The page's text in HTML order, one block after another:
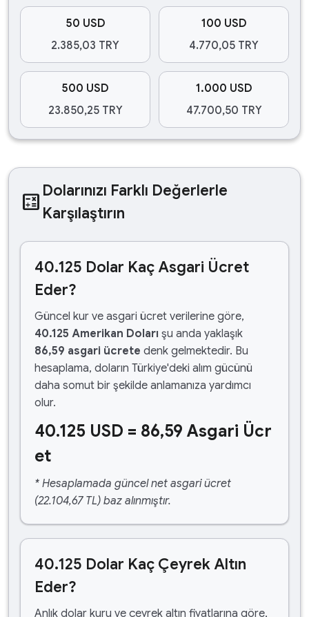
50 USD
2.385,03 TRY
100 USD
4.770,05 TRY
500 USD
23.850,25 TRY
1.000 USD
47.700,50 TRY
calculate Dolarınızı Farklı Değerlerle
Karşılaştırın
40.125 Dolar Kaç Asgari Ücret
Eder?
Güncel kur ve asgari ücret verilerine göre,
40.125 Amerikan Doları şu anda yaklaşık
86,59 asgari ücrete denk gelmektedir. Bu
hesaplama, doların Türkiye'deki alım gücünü
daha somut bir şekilde anlamanıza yardımcı
olur.
40.125 USD = 86,59 Asgari Ücr
et
* Hesaplamada güncel net asgari ücret
(22.104,67 TL) baz alınmıştır.
40.125 Dolar Kaç Çeyrek Altın
Eder?
Anlık dolar kuru ve çeyrek altın fiyatlarına göre,